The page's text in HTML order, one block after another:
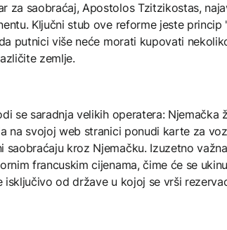
za saobraćaj, Apostolos Tzitzikostas,
Ključni stub ove reforme jeste princip
putnici više neće morati kupovati
zemlje.
se saradnja velikih operatera: Njemačka
na svojoj web stranici ponudi karte za
saobraćaju kroz Njemačku. Izuzetno
francuskim cijenama, čime će se
isključivo od države u kojoj se vrši